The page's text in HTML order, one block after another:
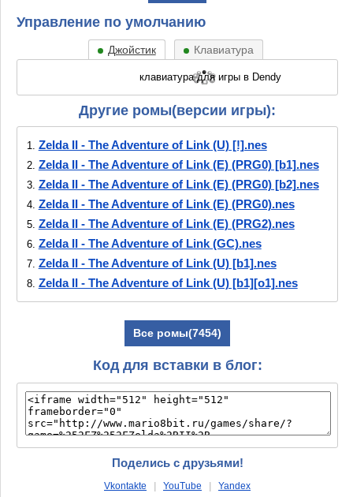
Управление по умолчанию
Джойстик Клавиатура
Другие ромы(версии игры):
1. Zelda II - The Adventure of Link (U) [!].nes
2. Zelda II - The Adventure of Link (E) (PRG0) [b1].nes
3. Zelda II - The Adventure of Link (E) (PRG0) [b2].nes
4. Zelda II - The Adventure of Link (E) (PRG0).nes
5. Zelda II - The Adventure of Link (E) (PRG2).nes
6. Zelda II - The Adventure of Link (GC).nes
7. Zelda II - The Adventure of Link (U) [b1].nes
8. Zelda II - The Adventure of Link (U) [b1][o1].nes
9.Zelda II - The Adventure of Link (U) [b2].nes
Zelda II - The Adventure of Link (U) [b3].nes
Zelda II - The Adventure of Link (U) [b4].nes
Zelda II - The Adventure of Link (U) [b4]
[T+Gre1.1_Lugia_13gr].nes
13.Zelda II - The Adventure of Link (U) [b5].nes
14.Zelda II - The Adventure of Link (U) [b6].nes
Zelda II - The Adventure of Link (U) [b8].nes
Zelda II - The Adventure of Link (U) [b9].nes
Все ромы(7454)
Код для вставки в блог:
Поделись с друзьями!
Vkontakte YouTube Yandex